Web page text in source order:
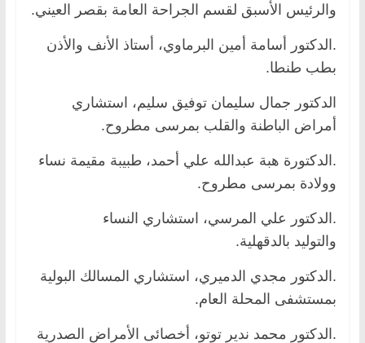
والرئيس الأسبق لقسم الجراحة العامة بقصر العيني.
.الدكتور أسامة أمين البرماوي، أستاذ الأنف والأذن
بطب طنطا.
الدكتور جمال سليمان توفيق سليم، استشاري
أمراض الباطنة والقلب بمرسى مطروح.
.الدكتورة هبة عبدالله علي أحمد، طبيبة مقيمة نساء
وولادة بمرسى مطروح.
.الدكتور علي المرسي، استشاري النساء
والتوليد بالدقهلية.
.الدكتور مجدي الدميري، استشاري المسالك البولية
بمستشفى المحلة العام.
.الدكتور محمد ندير توتو، أخصائى الأمراض الصدرية